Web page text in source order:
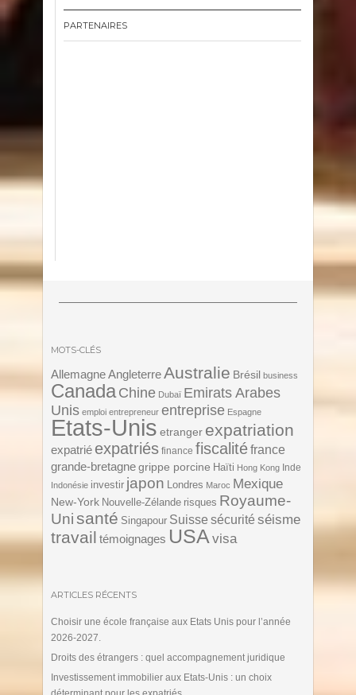
PARTENAIRES
MOTS-CLÉS
Allemagne AngleterreAustralie Brésil business
Canada Chine Dubaï Emirats Arabes
Unis emploi entrepreneur entreprise Espagne
Etats-Unis etranger expatriation
expatrié expatriés finance fiscalitéfrance
grande-bretagne grippe porcine Haïti Hong Kong Inde
Indonésie investir japon Londres Maroc Mexique
New-York Nouvelle-Zélande risques Royaume-
Unisanté Singapour Suisse sécurité séisme
travail témoignages USA visa
ARTICLES RÉCENTS
Choisir une école française aux Etats Unis pour l’année
2026-2027.
Droits des étrangers : quel accompagnement juridique
Investissement immobilier aux Etats-Unis : un choix